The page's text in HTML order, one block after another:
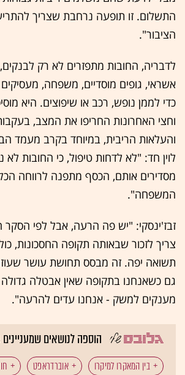
התשלום. זו תופעה נרחבת שצריך
הציבור".
לדבריה, החובות מתפזרים לא רק
אשראי, גופים מוסדיים, משפחה,
כדי לממן נופש, רכב או שיפוצים. היא
וחצי האחרונות החריפו את המצב,
והעלאות הריבית, במיוחד בקרב מעמד
לוין חד: "לא לדחות טיפול, כי החובות
מסדירים אותם, הכסף מתפנה לרווחה
המשפחה".
זבז'ינסקי: "יש פה הרעה, אבל לפי
צריך לזכור שבאותה תקופה החסכונות,
תשואה יפה. זה מבסס תחושת עושר
גם כשאנחנו בתקופה שאין אבטלה
מענקים למשק - אנחנו עדים להרעה".
הוספה לנושאים שמעניינים
בין המאקרו למיקרו אוברדראפט